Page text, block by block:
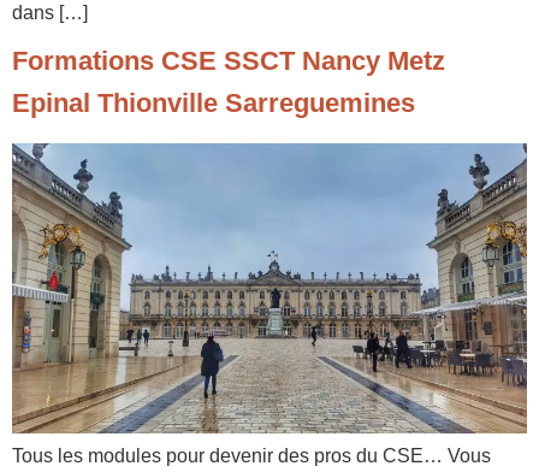
dans […]
Formations CSE SSCT Nancy Metz
Epinal Thionville Sarreguemines
Tous les modules pour devenir des pros du CSE… Vous